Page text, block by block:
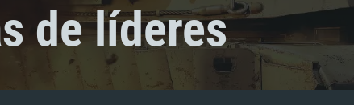
de líderes